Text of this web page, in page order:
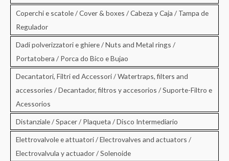
Coperchi e scatole / Cover & boxes / Cabeza y Caja / Tampa de
Regulador
Dadi polverizzatori e ghiere / Nuts and Metal rings /
Portatobera / Porca do Bico e Bujao
Decantatori, Filtri ed Accessori / Watertraps, filters and
accessories / Decantador, filtros y accesorios / Suporte-Filtro e
Acessorios
Distanziale / Spacer / Plaqueta / Disco Intermediario
Elettrovalvole e attuatori / Electrovalves and actuators /
Electrovalvula y actuador / Solenoide